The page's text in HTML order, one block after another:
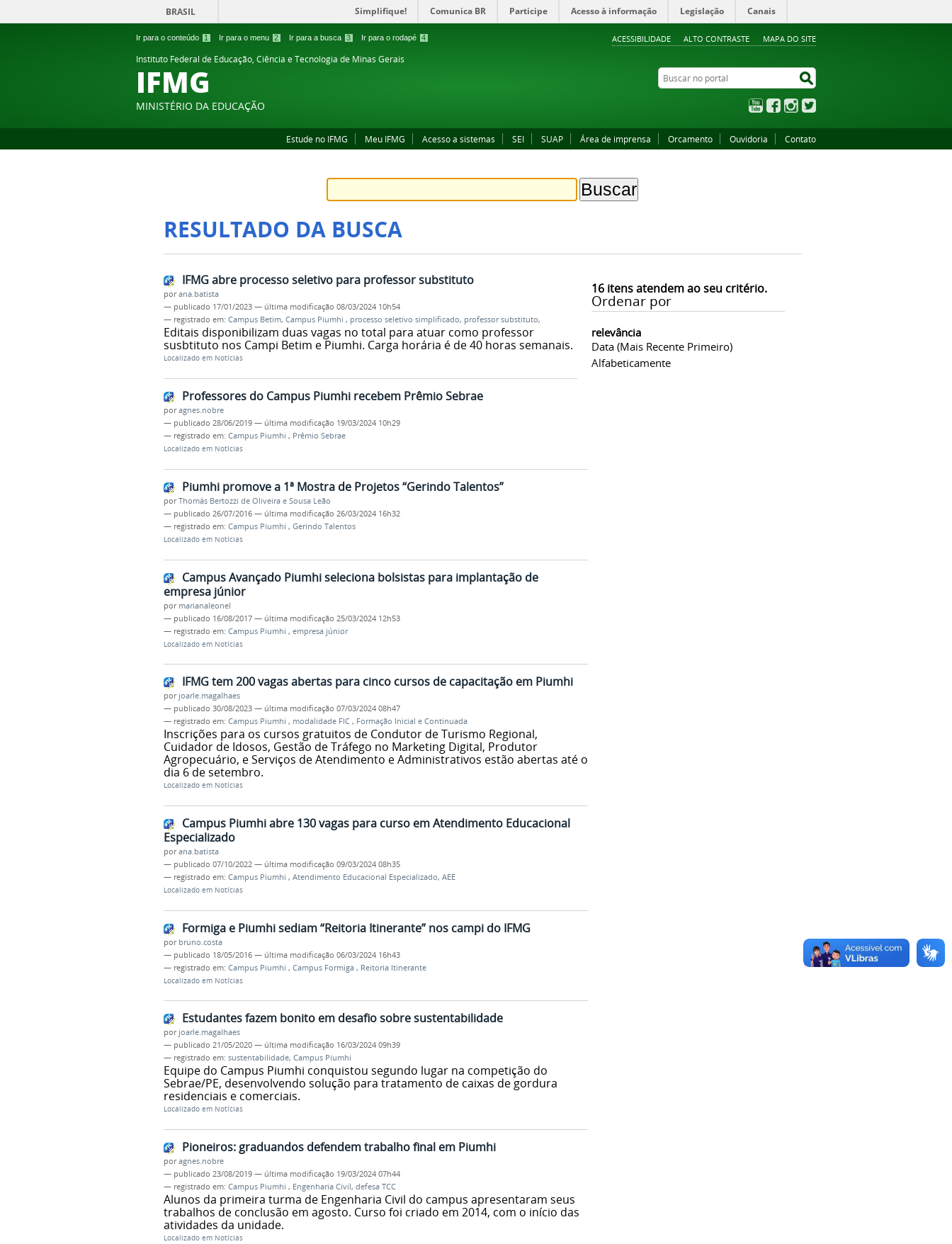
Ir para o conteúdo 1 Ir para o menu 2 Ir para a busca 3 Ir para o rodapé 4 ACESSIBILIDADE ALTO CONTRASTE MAPA DO SITE
BRASIL Simplifique! Comunica BR Participe Acesso à informação Legislação Canais
Instituto Federal de Educação, Ciência e Tecnologia de Minas Gerais
IFMG
MINISTÉRIO DA EDUCAÇÃO
Buscar no portal
YouTubeFacebookInstagram
Estude no IFMG Meu IFMG Acesso a sistemas SEI SUAP Área de imprensa Orcamento Ouvidoria Contato
RESULTADO DA BUSCA
16itens atendem ao seu critério.
Ordenar por
relevância
Data (mais Recente Primeiro)
Alfabeticamente
IFMG abre processo seletivo para professor substituto
porana.batista
— publicado 17/01/2023 — última modificação 08/03/2024 10h54
— registrado em: Campus Betim, Campus Piumhi , processo seletivo simplificado, professor substituto,
Editais disponibilizam duas vagas no total para atuar como professor
susbtituto nos Campi Betim e Piumhi. Carga horária é de 40 horas semanais.
Localizado em Notícias
Professores do Campus Piumhi recebem Prêmio Sebrae
poragnes.nobre
— publicado 28/06/2019 — última modificação 19/03/2024 10h29
— registrado em: Campus Piumhi , Prêmio Sebrae
Localizado em Notícias
Piumhi promove a 1ª Mostra de Projetos “Gerindo Talentos”
porThomás Bertozzi de Oliveira e Sousa Leão
— publicado 26/07/2016 — última modificação 26/03/2024 16h32
— registrado em: Campus Piumhi , Gerindo Talentos
Localizado em Notícias
Campus Avançado Piumhi seleciona bolsistas para implantação de
empresa júnior
por marianaleonel
— publicado 16/08/2017 — última modificação 25/03/2024 12h53
— registrado em: Campus Piumhi , empresa júnior
Localizado em Notícias
IFMG tem 200 vagas abertas para cinco cursos de capacitação em Piumhi
por joarle.magalhaes
— publicado 30/08/2023 — última modificação 07/03/2024 08h47
— registrado em: Campus Piumhi , modalidade FIC , Formação Inicial e Continuada
Inscrições para os cursos gratuitos de Condutor de Turismo Regional,
Cuidador de Idosos, Gestão de Tráfego no Marketing Digital, Produtor
Agropecuário, e Serviços de Atendimento e Administrativos estão abertas até o
dia 6 de setembro.
Localizado em Notícias
Campus Piumhi abre 130 vagas para curso em Atendimento Educacional
Especializado
porana.batista
— publicado 07/10/2022 — última modificação 09/03/2024 08h35
— registrado em: Campus Piumhi , Atendimento Educacional Especializado, AEE
Localizado em Notícias
Formiga e Piumhi sediam “Reitoria Itinerante” nos campi do IFMG
por bruno.costa
— publicado 18/05/2016 — última modificação 06/03/2024 16h43
— registrado em: Campus Piumhi , Campus Formiga , Reitoria Itinerante
Localizado em Notícias
Estudantes fazem bonito em desafio sobre sustentabilidade
por joarle.magalhaes
— publicado 21/05/2020 — última modificação 16/03/2024 09h39
— registrado em: sustentabilidade, Campus Piumhi
Equipe do Campus Piumhi conquistou segundo lugar na competição do
Sebrae/PE, desenvolvendo solução para tratamento de caixas de gordura
residenciais e comerciais.
Localizado em Notícias
Pioneiros: graduandos defendem trabalho final em Piumhi
poragnes.nobre
— publicado 23/08/2019 — última modificação 19/03/2024 07h44
— registrado em: Campus Piumhi , Engenharia Civil, defesa TCC
Alunos da primeira turma de Engenharia Civil do campus apresentaram seus
trabalhos de conclusão em agosto. Curso foi criado em 2014, com o início das
atividades da unidade.
Localizado em Notícias